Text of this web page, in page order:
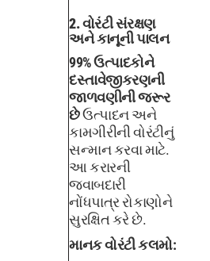
2. વોરંટી સંરક્ષણ
અને કાનૂની પાલન
99% ઉત્પાદકોને
દસ્તાવેજીકરણની
જાળવણીની જરૂર
છેઉત્પાદન અને
કામગીરીની વોરંટીનું
સન્માન કરવા માટે.
આ કરારની
જવાબદારી
નોંધપાત્ર રોકાણોને
સુરક્ષિત કરે છે.
માનક વોરંટી કલમો: